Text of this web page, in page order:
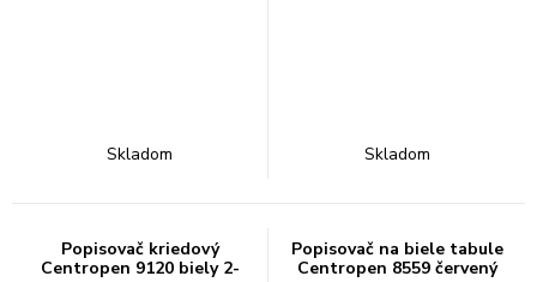
Skladom Skladom
Popisovač kriedový
Centropen 9120 biely 2-
Popisovač na biele tabule
Centropen 8559 červený